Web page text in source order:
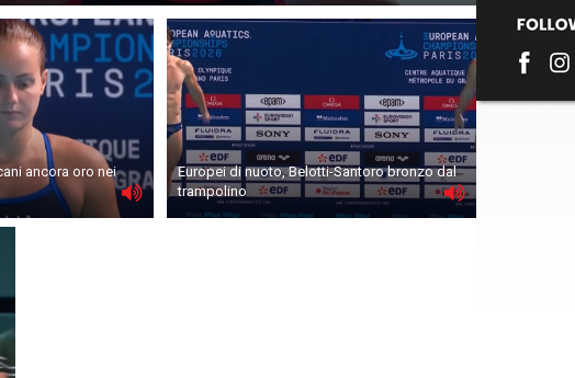
ancora oro nei
Europei di nuoto, Belotti-Santoro bronzo dal
trampolino